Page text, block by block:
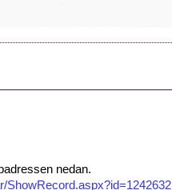
nedan.
ShowRecord.aspx?id=1242632